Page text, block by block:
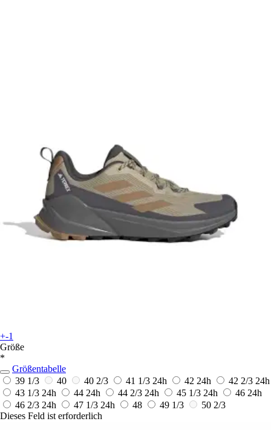
+-1
Größe
*
Größentabelle
39 1/3
40 40 2/3 41 1/3 24h 42 24h 42 2/3 24h
43 1/3 24h 44 24h 44 2/3 24h 45 1/3 24h 46 24h
46 2/3 24h 47 1/3 24h 48 49 1/3
50 2/3
Dieses Feld ist erforderlich